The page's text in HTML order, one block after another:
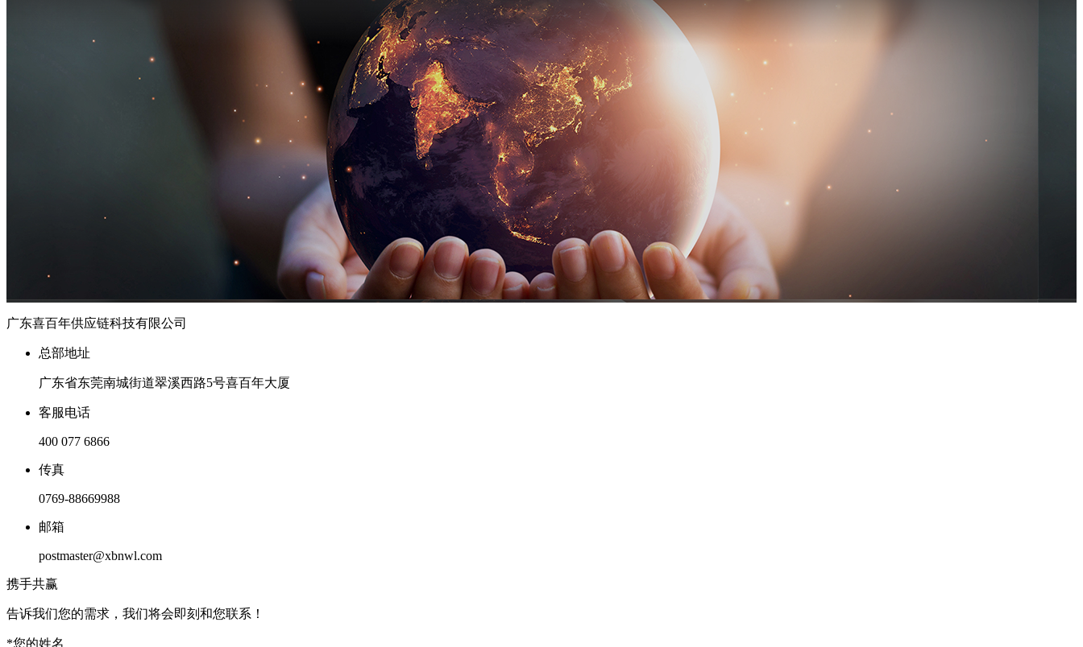
广东喜百年供应链科技有限公司
总部地址
广东省东莞南城街道翠溪西路5号喜百年大厦
客服电话
400 077 6866
传真
0769-88669988
邮箱
postmaster@xbnwl.com
携手共赢
告诉我们您的需求，我们将会即刻和您联系！
*您的姓名